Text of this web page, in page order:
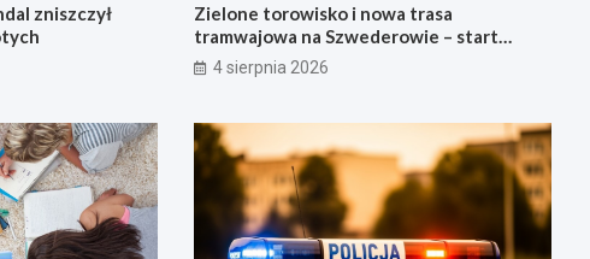
zniszczył
Zielone torowisko i nowa trasa
tramwajowa na Szwederowie – start
budowy!
4 sierpnia 2026